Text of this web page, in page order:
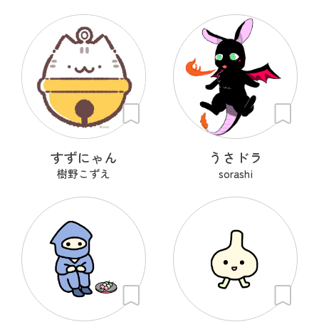
すずにゃん
樹野こずえ
うさドラ
sorashi